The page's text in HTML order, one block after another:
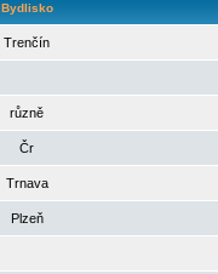
Bydlisko
Trenčín
různě
Čr
Trnava
Plzeň